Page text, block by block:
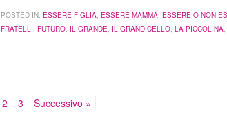
POSTED IN: ESSERE FIGLIA, ESSERE MAMMA, ESSERE O NON
FRATELLI, FUTURO, IL GRANDE, IL GRANDICELLO, LA PICCOLINA,
2 3 Successivo »